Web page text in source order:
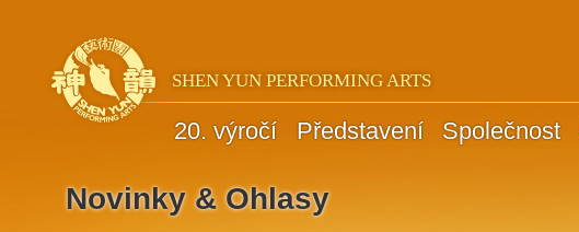
SHEN YUN PERFORMING ARTS
20. výročí Představení Společnost
Novinky & Ohlasy